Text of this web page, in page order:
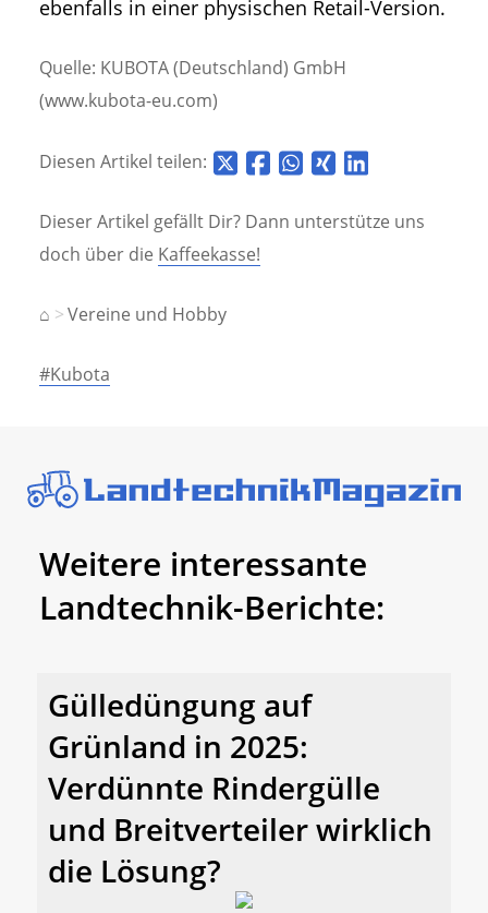
ebenfalls in einer physischen Retail-Version.
Quelle: KUBOTA (Deutschland) GmbH
(www.kubota-eu.com)
Diesen Artikel teilen:
Dieser Artikel gefällt Dir? Dann unterstütze uns
doch über die Kaffeekasse!
⌂ Vereine und Hobby
#Kubota
Weitere interessante
Landtechnik-Berichte:
Gülledüngung auf
Grünland in 2025:
Verdünnte Rindergülle
und Breitverteiler wirklich
die Lösung?